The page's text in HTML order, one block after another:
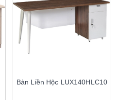
Bàn Liền Hộc LUX140HLC10